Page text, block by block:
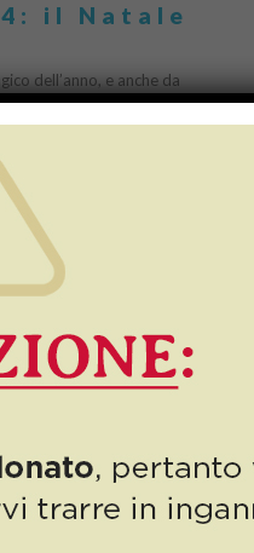
il Natale
dell’anno, e anche da
scattato il Natale 2024, con
[…]